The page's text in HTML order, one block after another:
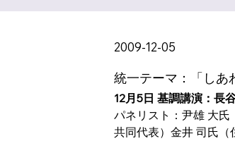
統一テーマ：「しあ
12月5日 基調講演：長
パネリスト：尹雄 大氏
共同代表）金井 司氏（
2009-12-05